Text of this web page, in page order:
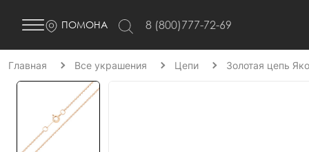
ПОМОНА 8 (800)777-72-69
Главная Все украшения Цепи Золотая цепь